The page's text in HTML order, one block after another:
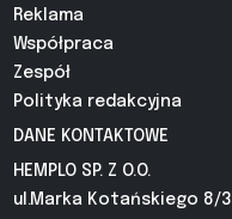
Reklama
Współpraca
Zespół
Polityka redakcyjna
DANE KONTAKTOWE
HEMPLO SP. Z O.O.
ul.Marka Kotańskiego 8/3